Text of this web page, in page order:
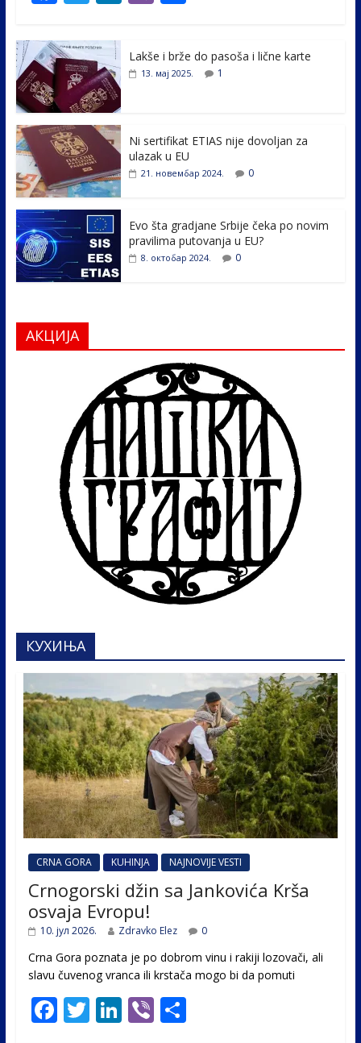
e
b
o
o
k
itt
er e
er ar
e
Lakše i brže do pasoša i lične karte
13. мај 2025. 1
Ni sertifikat ETIAS nije dovoljan za
ulazak u EU
21. новембар 2024. 0
Evo šta gradjane Srbije čeka po novim
pravilima putovanja u EU?
8. октобар 2024. 0
АКЦИЈА
КУХИЊА
CRNA GORA KUHINJA NAJNOVIJE VESTI
Crnogorski džin sa Jankovića Krša
osvaja Evropu!
10. јул 2026. Zdravko Elez 0
Crna Gora poznata je po dobrom vinu i rakiji lozovači, ali
slavu čuvenog vranca ili krstača mogo bi da pomuti
F T Li Vi S